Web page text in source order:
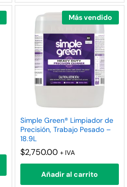
Más vendido
Simple Green® Limpiador de
Precisión, Trabajo Pesado –
18.9L
$2,750.00 + IVA
Añadir al carrito